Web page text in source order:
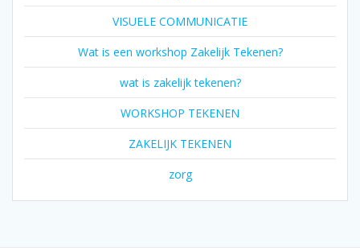
VISUELE COMMUNICATIE
Wat is een workshop Zakelijk Tekenen?
wat is zakelijk tekenen?
WORKSHOP TEKENEN
ZAKELIJK TEKENEN
zorg